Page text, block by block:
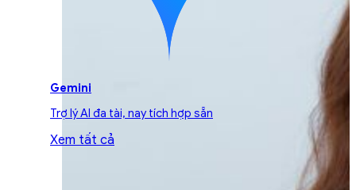
Gemini
Trợ lý AI đa tài, nay tích hợp sẵn
Xem tất cả